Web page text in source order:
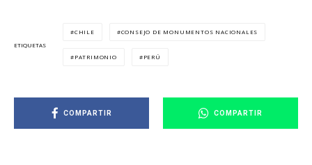
ETIQUETAS
CHILE CONSEJO DE MONUMENTOS NACIONALES
PATRIMONIO PERÚ
COMPARTIR COMPARTIR